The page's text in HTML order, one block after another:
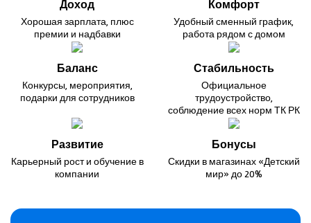
Доход
Хорошая зарплата, плюс
премии и надбавки
Комфорт
Удобный сменный график,
работа рядом с домом
Баланс
Конкурсы, мероприятия,
подарки для сотрудников
Стабильность
Официальное
трудоустройство,
соблюдение всех норм ТК РК
Развитие
Карьерный рости обучение в
компании
Бонусы
Скидки в магазинах «Детский
мир» до 20%